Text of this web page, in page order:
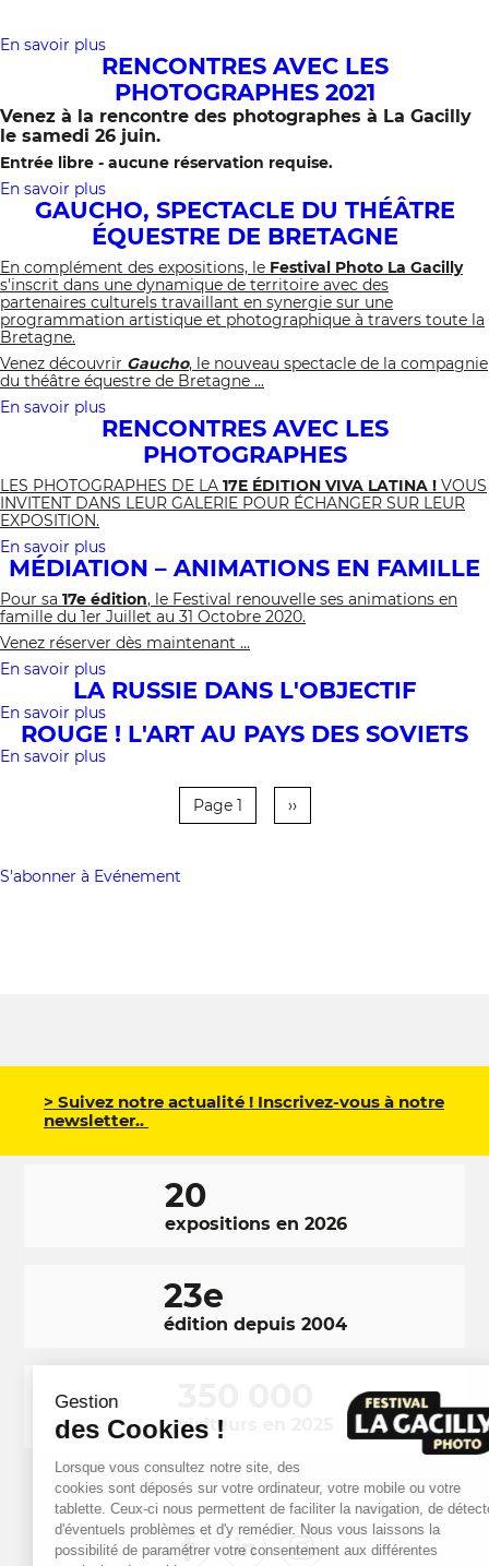
Gestion
des Cookies !
Lorsque vous consultez notre site, des
cookies sont déposés sur votre ordinateur, votre mobile ou votre
tablette. Ceux-ci nous permettent de faciliter la navigation, de détecter
d'éventuels problèmes et d'y remédier. Nous vous laissons la
possibilité de paramétrer votre consentement aux différentes
En savoir plus
Week-
end
inaugural
7
et
Juin
RENCONTRES AVEC LES
PHOTOGRAPHES 2021
Venez à la rencontre des photographes à La Gacilly
le samedi 26 juin.
Entrée libre - aucune réservation requise.
En savoir plus
Rencontres
avec
les
photographes
2021
GAUCHO, SPECTACLE DU THÉÂTRE
ÉQUESTRE DE BRETAGNE
En complément des expositions, le Festival Photo La Gacilly
s'inscrit dans une dynamique de territoire avec des
partenaires culturels travaillant en synergie sur une
programmation artistique et photographique à travers toute la
Bretagne.
Venez découvrir Gaucho, le nouveau spectacle de la compagnie
du théâtre équestre de Bretagne ...
En savoir plus
GAUCHO,
SPECTACLE
THÉÂTRE
ÉQUESTRE
DE
RENCONTRES AVEC LES
PHOTOGRAPHES
LES PHOTOGRAPHES DE LA 17E ÉDITION VIVA LATINA ! VOUS
INVITENT DANS LEUR GALERIE POUR ÉCHANGER SUR LEUR
EXPOSITION.
En savoir plus
RENCONTRES
AVEC
LES
PHOTOGRAPHES
MÉDIATION – ANIMATIONS EN FAMILLE
Pour sa 17e édition, le Festival renouvelle ses animations en
famille du 1er Juillet au 31 Octobre 2020.
Venez réserver dès maintenant ...
En savoir plus
MÉDIATION
–
ANIMATIONS
EN
LA RUSSIE DANS L'OBJECTIF
En savoir plus
La
Russie
ROUGE ! L'ART AU PAYS DES SOVIETS
En savoir plus
SOVIETS
Page 1
Page
suivante
››
S'abonner à Evénement
> Suivez notre actualité ! Inscrivez-vous à notre
newsletter..
20
expositions en 2026
23e
édition depuis 2004
visiteurs en 2025
RÉSEAUX
FacebookLinkedInInstagram